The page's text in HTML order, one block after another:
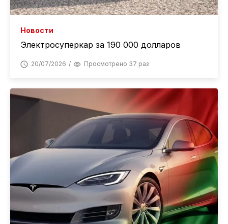
Новости
Электросуперкар за 190 000 долларов
20/07/2026 Просмотрено 37 раз